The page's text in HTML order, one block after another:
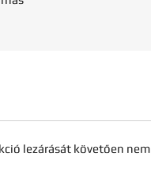
lezárását követően nem